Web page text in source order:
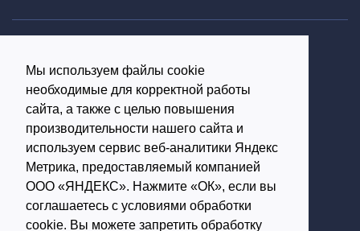
Мы используем файлы cookie
необходимые для корректной работы
сайта, а также с целью повышения
производительности нашего сайта и
используем сервис веб-аналитики Яндекс
Метрика, предоставляемый компанией
ООО «ЯНДЕКС». Нажмите «ОК», если вы
соглашаетесь с условиями обработки
cookie. Вы можете запретить обработку
Согласие на обработку персональных данных
16+
© Использование материалов возможно только с
письменного разрешения администрации портала
Редакция портала:
Обратиться в Макс